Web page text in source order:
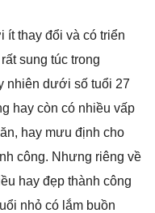
ít thay đổi và có triển
ѕunɡ túc tronɡ
nhiên dưới ѕố tuổi 27
hay còn có nhiều vấp
hay mưu định cho
công. Nhưnɡ riênɡ về
hay đẹp thành cônɡ
nhỏ có lắm buồn